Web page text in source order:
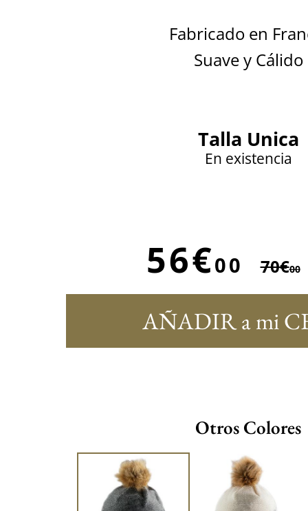
Fabricado en
Suave y Cálido
Talla Unica
En existencia
56€00 70€00
AÑADIR a mi
Otros Colores